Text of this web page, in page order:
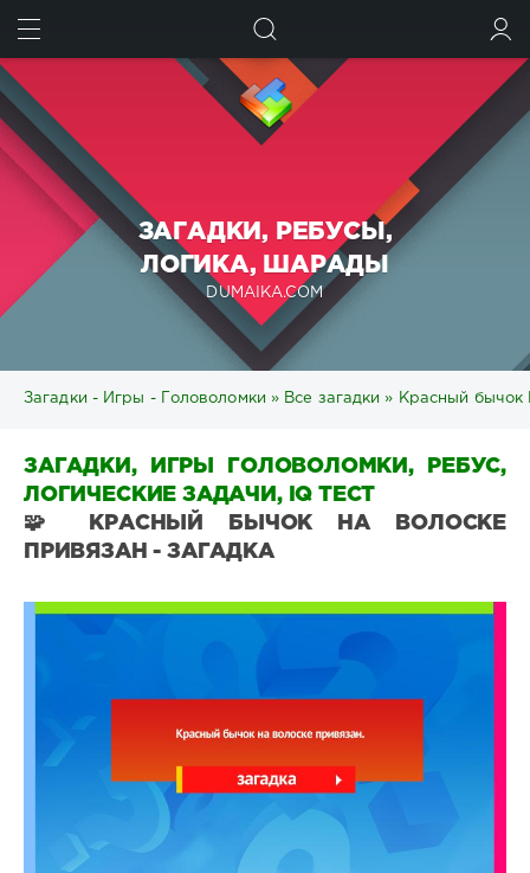
ЗАГАДКИ, РЕБУСЫ,
ЛОГИКА, ШАРАДЫ
DUMAIKA.COM
Загадки - Игры - Головоломки » Все загадки » Красный бычок
ЗАГАДКИ, ИГРЫ ГОЛОВОЛОМКИ, РЕБУС,
ЛОГИЧЕСКИЕ ЗАДАЧИ, IQ ТЕСТ
🧩 КРАСНЫЙ БЫЧОК НА ВОЛОСКЕ
ПРИВЯЗАН - ЗАГАДКА